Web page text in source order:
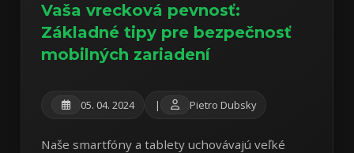
Vaša vrecková pevnosť:
Základné tipy pre bezpečnosť
mobilných zariadení
05. 04. 2024 | Pietro Dubsky
Naše smartfóny a tablety uchovávajú veľké